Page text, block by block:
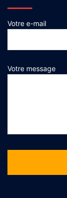
Votre e-mail
Votre message